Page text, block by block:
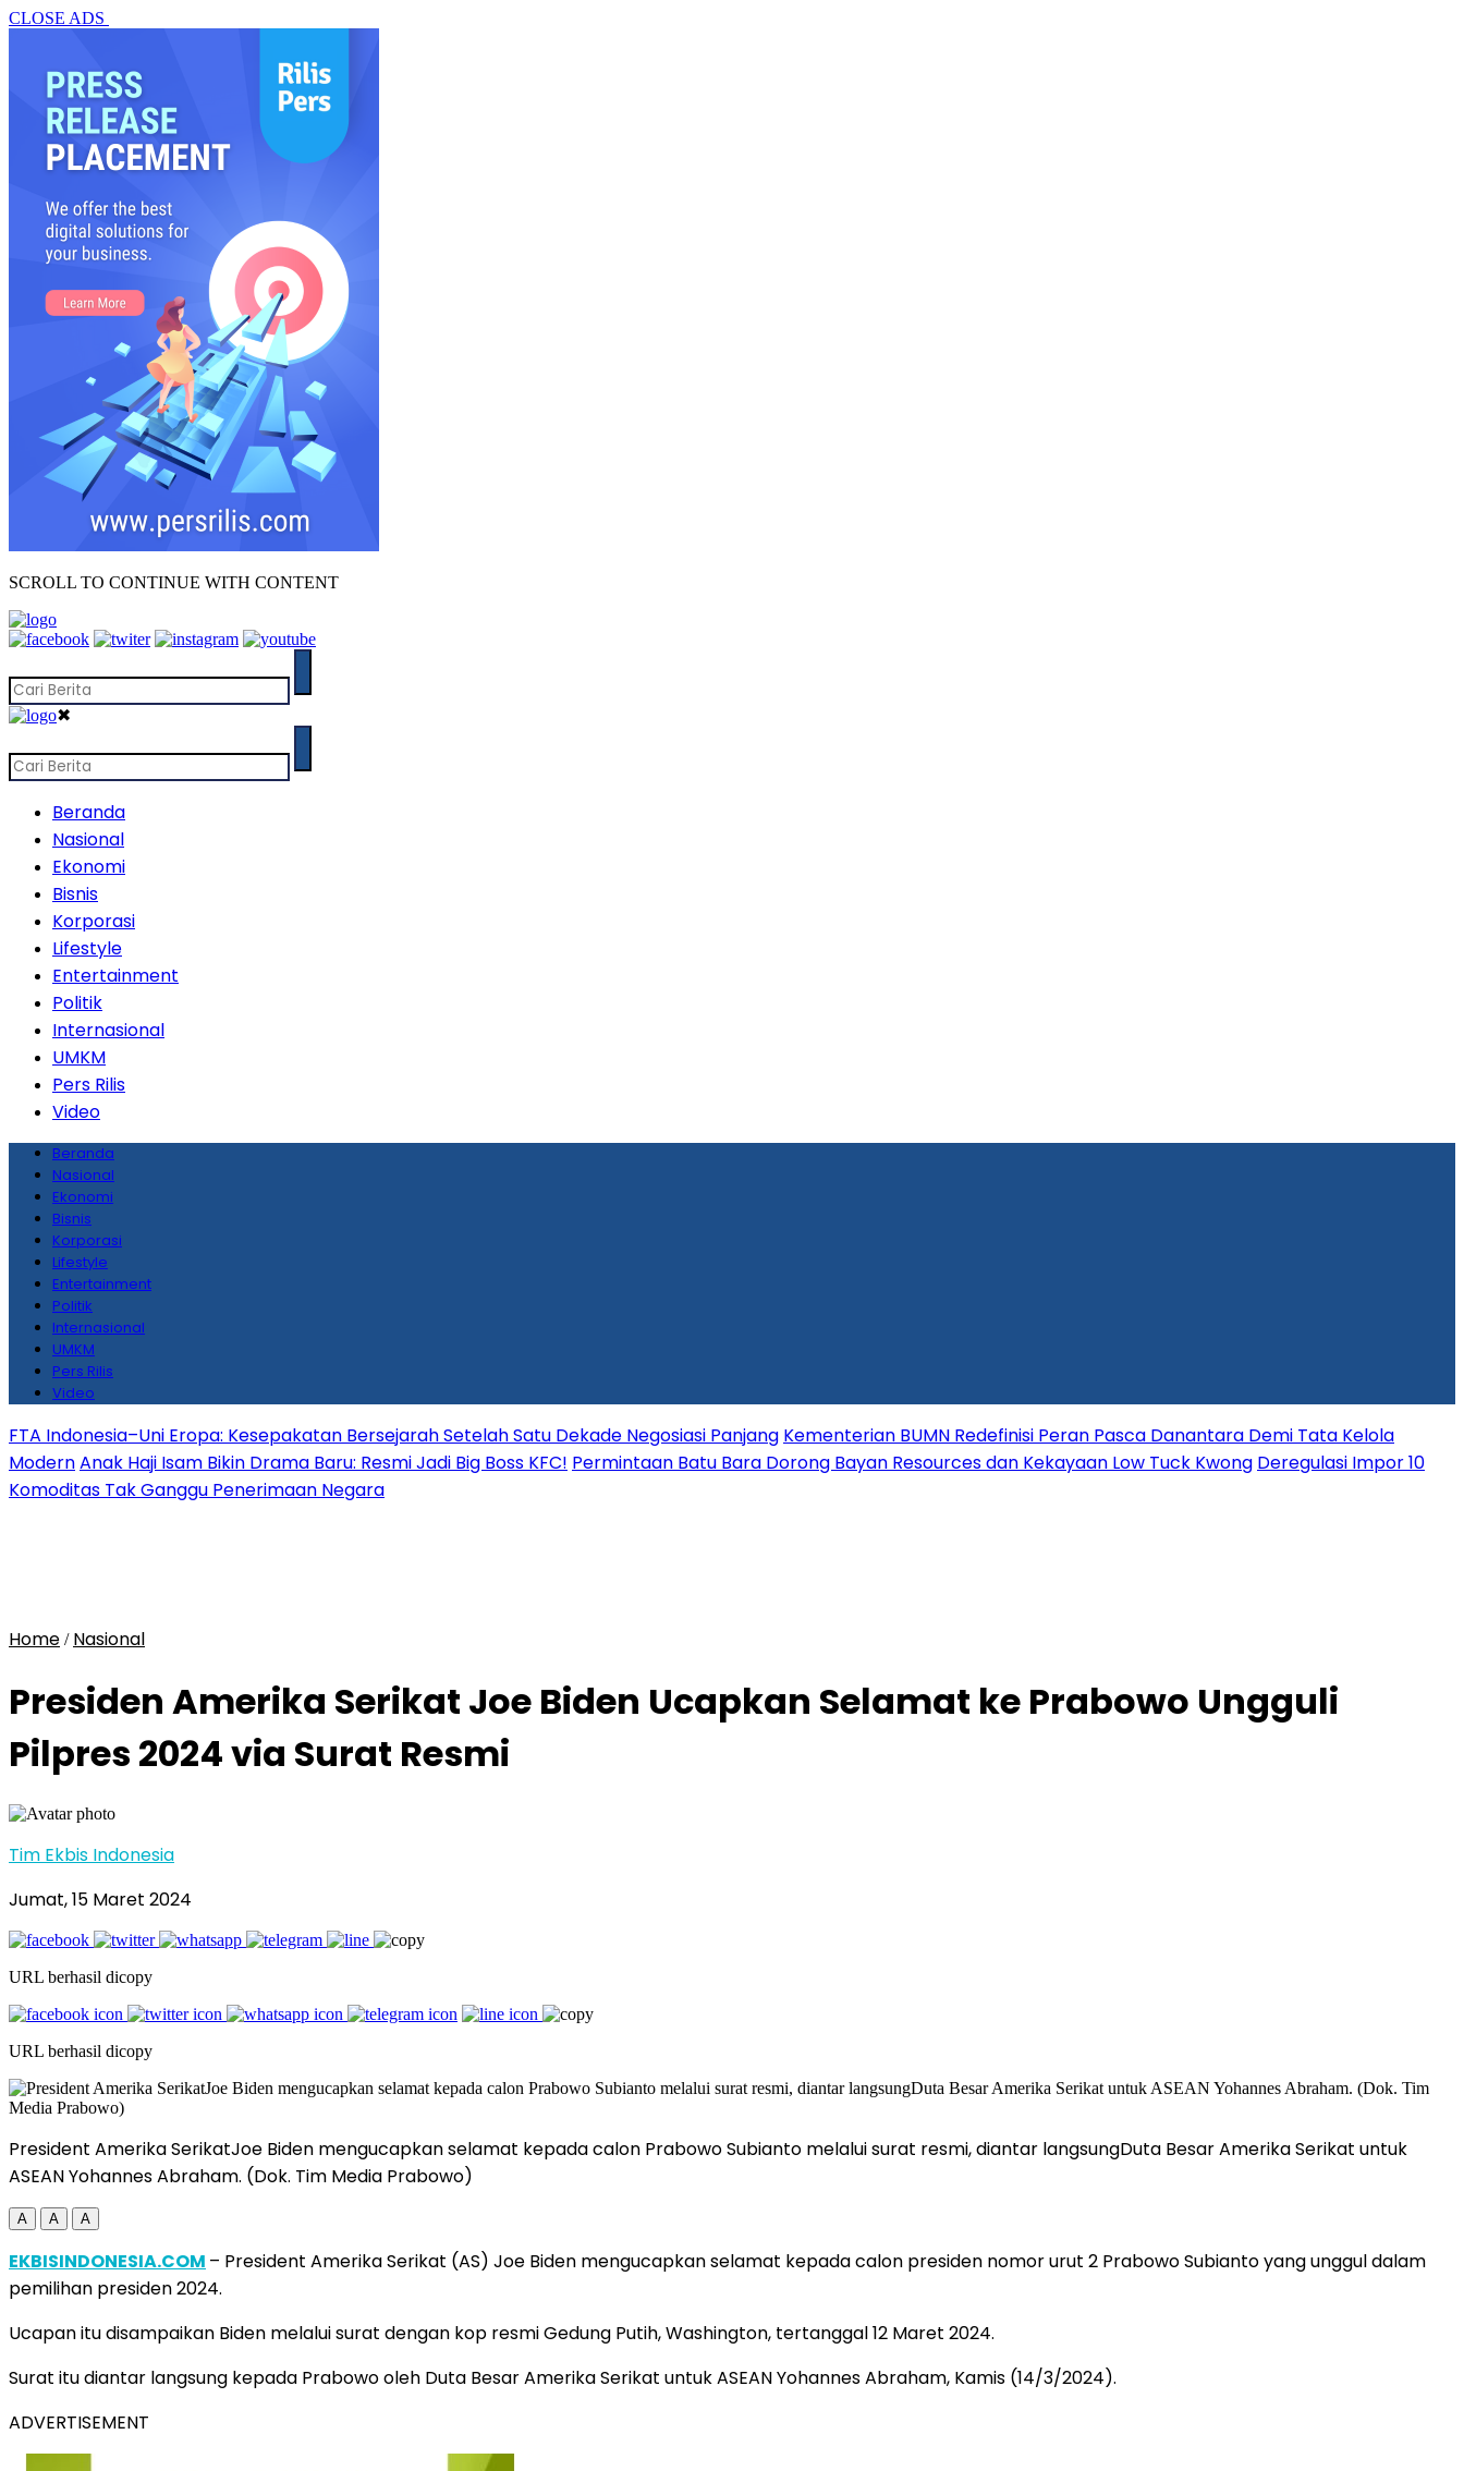
CLOSE ADS
SCROLL TO CONTINUE WITH CONTENT
✖
Beranda
Nasional
Ekonomi
Bisnis
Korporasi
Lifestyle
Entertainment
Politik
Internasional
UMKM
Pers Rilis
Video
Beranda
Nasional
Ekonomi
Bisnis
Korporasi
Lifestyle
Entertainment
Politik
Internasional
UMKM
Pers Rilis
Video
FTA Indonesia–Uni Eropa: Kesepakatan Bersejarah Setelah Satu Dekade Negosiasi Panjang Kementerian BUMN Redefinisi Peran Pasca Danantara Demi Tata Kelola
ModernAnak Haji Isam Bikin Drama Baru: Resmi Jadi Big Boss KFC! Permintaan Batu Bara Dorong Bayan Resources dan Kekayaan Low Tuck Kwong Deregulasi Impor 10
Komoditas Tak Ganggu Penerimaan Negara
Home / Nasional
Presiden Amerika Serikat Joe Biden Ucapkan Selamat ke Prabowo Ungguli
Pilpres 2024 via Surat Resmi
Tim Ekbis Indonesia
Jumat, 15 Maret 2024
URL berhasil dicopy
URL berhasil dicopy
President Amerika SerikatJoe Biden mengucapkan selamat kepada calon Prabowo Subianto melalui surat resmi, diantar langsungDuta Besar Amerika Serikat untuk
ASEAN Yohannes Abraham. (Dok. Tim Media Prabowo)
A A A
EKBISINDONESIA.COM – President Amerika Serikat (AS) Joe Biden mengucapkan selamat kepada calon presiden nomor urut 2 Prabowo Subianto yang unggul dalam
pemilihan presiden 2024.
Ucapan itu disampaikan Biden melalui surat dengan kop resmi Gedung Putih, Washington, tertanggal 12 Maret 2024.
Surat itu diantar langsung kepada Prabowo oleh Duta Besar Amerika Serikat untuk ASEAN Yohannes Abraham, Kamis (14/3/2024).
ADVERTISEMENT